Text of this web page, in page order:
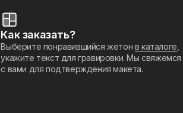
Как заказать?
Выберите понравившийся жетон в каталоге
укажите текст для гравировки. Мы свяжемся
с вами для подтверждения макета.